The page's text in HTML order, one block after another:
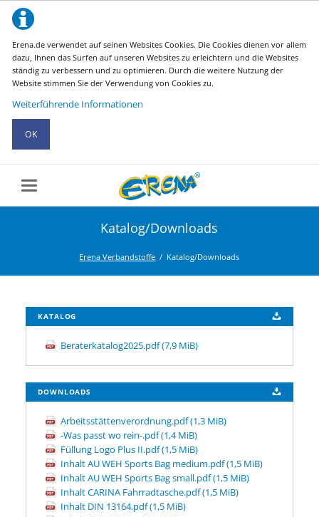
Erena.de verwendet auf seinen Websites Cookies. Die Cookies dienen vor allem
dazu, Ihnen das Surfen auf unseren Websites zu erleichtern und die Websites
ständig zu verbessern und zu optimieren. Durch die weitere Nutzung der
Website stimmen Sie der Verwendung von Cookies zu.
Weiterführende Informationen
OK
Katalog/Downloads
Erena Verbandstoffe Katalog/Downloads
KATALOG
Beraterkatalog2025.pdf(7,9 MiB)
DOWNLOADS
Arbeitsstättenverordnung.pdf(1,3 MiB)
-Was passt wo rein-.pdf(1,4 MiB)
Füllung Logo Plus II.pdf(1,5 MiB)
Inhalt AU WEH Sports Bag medium.pdf(1,5 MiB)
Inhalt AU WEH Sports Bag small.pdf(1,5 MiB)
Inhalt CARINA Fahrradtasche.pdf(1,5 MiB)
Inhalt DIN 13164.pdf(1,5 MiB)